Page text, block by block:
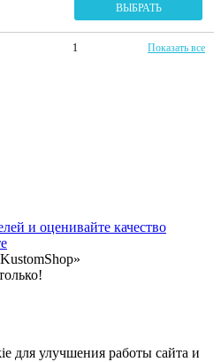
ВЫБРАТЬ
1 Показать все
для улучшения работы сайта и